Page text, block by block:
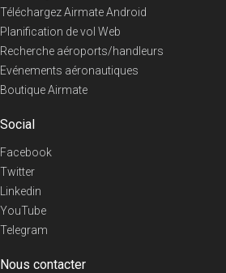
Téléchargez Airmate Android
Planification de vol Web
Recherche aéroports/handleurs
Evénements aéronautiques
Boutique Airmate
Social
Facebook
Twitter
Linkedin
YouTube
Telegram
Nous contacter